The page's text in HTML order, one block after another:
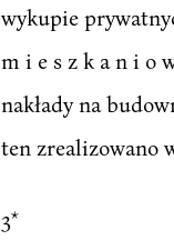
wykupie
m i e s z k a n i o
nakłady na
ten zrealizowano
3*